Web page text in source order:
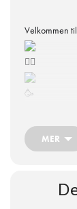
Velkommen
Paraden og
MER